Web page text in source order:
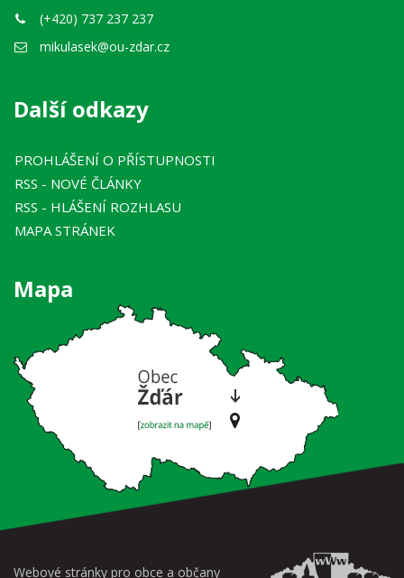
(+420) 737 237 237
mikulasek@ou-zdar.cz
Další odkazy
PROHLÁŠENÍ O PŘÍSTUPNOSTI
RSS - NOVÉ ČLÁNKY
RSS - HLÁŠENÍ ROZHLASU
MAPA STRÁNEK
Mapa
Webové stránky pro obce a občany